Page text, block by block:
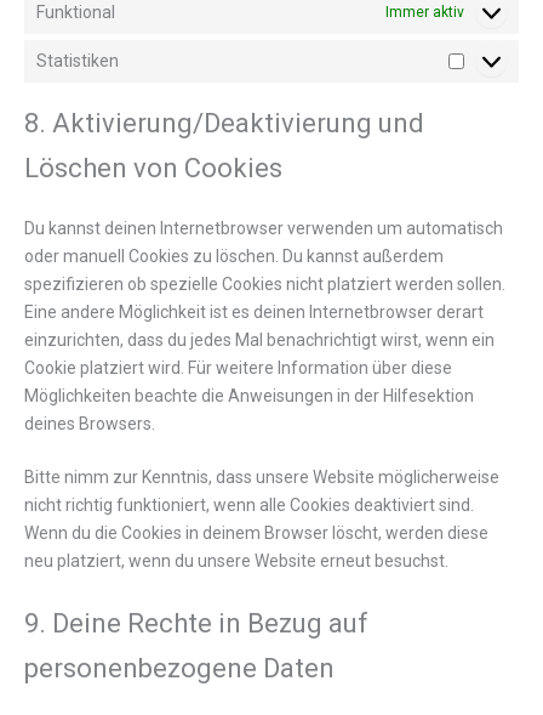
Funktional Immer aktiv
Statistiken
8. Aktivierung/Deaktivierung und
Löschen von Cookies
Du kannst deinen Internetbrowser verwenden um automatisch
oder manuell Cookies zu löschen. Du kannst außerdem
spezifizieren ob spezielle Cookies nicht platziert werden sollen.
Eine andere Möglichkeit ist es deinen Internetbrowser derart
einzurichten, dass du jedes Mal benachrichtigt wirst, wenn ein
Cookie platziert wird. Für weitere Information über diese
Möglichkeiten beachte die Anweisungen in der Hilfesektion
deines Browsers.
Bitte nimm zur Kenntnis, dass unsere Website möglicherweise
nicht richtig funktioniert, wenn alle Cookies deaktiviert sind.
Wenn du die Cookies in deinem Browser löscht, werden diese
neu platziert, wenn du unsere Website erneut besuchst.
9. Deine Rechte in Bezug auf
personenbezogene Daten